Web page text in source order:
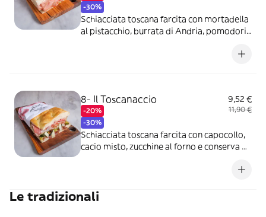
-30%
Schiacciata toscana farcita con mortadella
al pistacchio, burrata di Andria, pomodori
8- Il Toscanaccio
-20%
-30%
9,52 €
11,90 €
Schiacciata toscana farcita con capocollo,
cacio misto, zucchine al forno e conserva di
Le tradizionali